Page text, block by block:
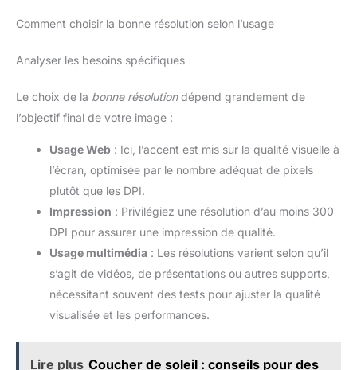
Comment choisir la bonne résolution selon l’usage
Analyser les besoins spécifiques
Le choix de la bonne résolutiondépend grandement de
l’objectif final de votre image :
Usage Web : Ici, l’accent est mis sur la qualité visuelle à
l’écran, optimisée par le nombre adéquat de pixels
plutôt que les DPI.
Impression : Privilégiez une résolution d’au moins 300
DPI pour assurer une impression de qualité.
Usage multimédia : Les résolutions varient selon qu’il
s’agit de vidéos, de présentations ou autres supports,
nécessitant souvent des tests pour ajuster la qualité
visualisée et les performances.
Lire plus Coucher de soleil : conseils pour des